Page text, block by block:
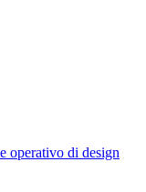
operativo di design